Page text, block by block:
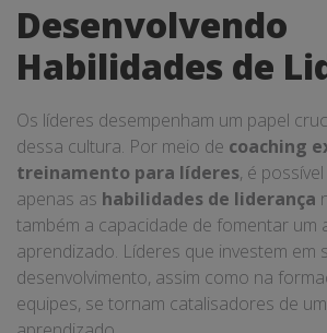
Desenvolvendo
Habilidades de
Os líderes desempenham um papel
dessa cultura. Por meio de coaching
treinamento para líderes, é
apenas as habilidades de liderança
também a capacidade de fomentar um
aprendizado. Líderes que investem em
desenvolvimento, assim como na
equipes, se tornam catalisadores de